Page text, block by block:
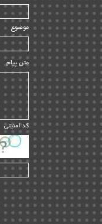
سازندگان و
تامین مالی و
ماشین آلات
مدیریت پروژه
مدیریت دانش
مدیریت سازمانی
تأمین کالا | ۱۳
EPC | ۲۰
پیمانکاران بین
اطلاعات انرژی
پروژه های خارجی
نقشه های نفت و
شرکت های نفتی
موضوع
متن پیام
کد امنیتی